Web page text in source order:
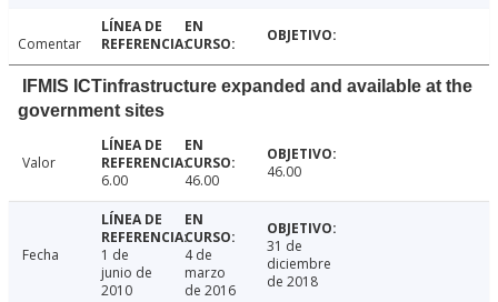
Comentar
IFMIS ICTinfrastructure expanded and available at the
government sites
Valor
6.00
46.00 46.00
Fecha
1 de
junio de
2010
4 de
marzo
de 2016
31 de
diciembre
de 2018